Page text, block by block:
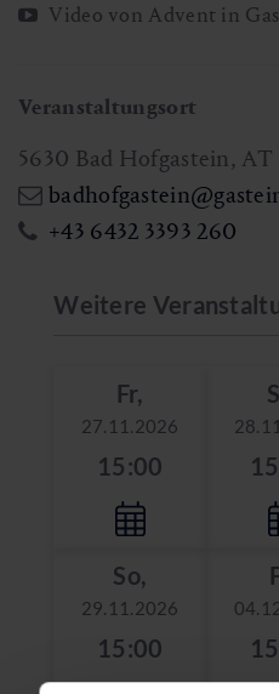
Video von Advent in
Veranstaltungsort
5630 Bad Hofgastein, AT
+43 6432 3393 260
Weitere
Fr,
27.11.2026
15:00
So,
29.11.2026
15:00